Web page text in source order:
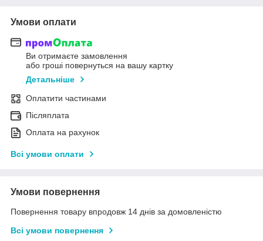
Умови оплати
Ви отримаєте замовлення
або гроші повернуться на вашу картку
Детальніше
Оплатити частинами
Післяплата
Оплата на рахунок
Всі умови оплати
Умови повернення
Повернення товару впродовж 14 днів за домовленістю
Всі умови повернення